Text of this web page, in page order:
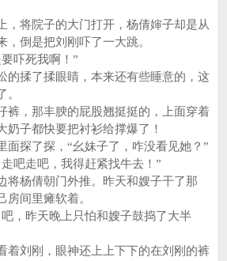
将院子的大门打开，杨倩婶子却是从
，倒是把刘刚吓了一大跳。
吓死我啊！”
揉了揉眼睛，本来还有些睡意的，这
。
，那丰腴的屁股翘挺挺的，上面穿着
奶子都快要把衬衫给撑爆了！
探了探，“幺妹子了，咋没看见她？”
走吧，我得赶紧找牛去！”
杨倩朝门外推。昨天和嫂子干了那
房间里瘫软着。
昨天晚上只怕和嫂子鼓捣了大半
刘刚，眼神还上上下下的在刘刚的裤